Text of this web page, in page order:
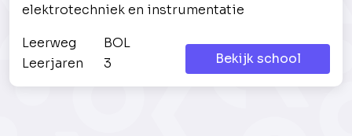
elektrotechniek en instrumentatie
Leerweg
BOL
Leerjaren
3 Bekijk school